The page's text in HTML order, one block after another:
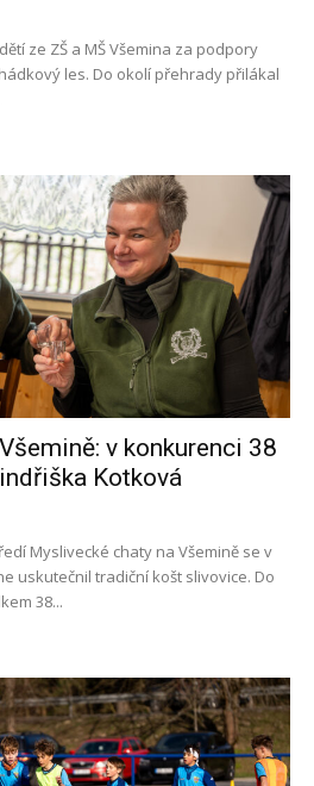
ze ZŠ a MŠ Všemina za podpory
les. Do okolí přehrady přilákal
v konkurenci 38
Kotková
Myslivecké chaty na Všemině se v
uskutečnil tradiční košt slivovice. Do
38...